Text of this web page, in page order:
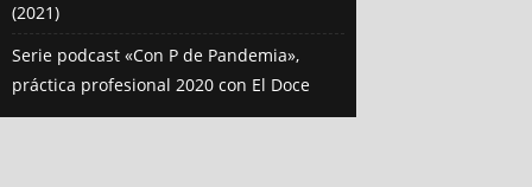
(2021)
Serie podcast «Con P de Pandemia»,
práctica profesional 2020 con El Doce